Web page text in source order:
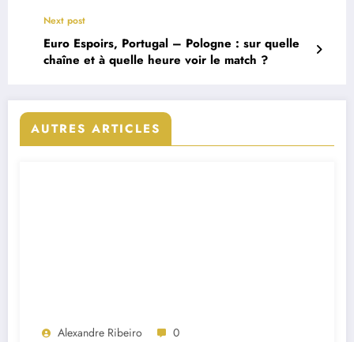
Next post
Euro Espoirs, Portugal – Pologne : sur quelle
chaîne et à quelle heure voir le match ?
AUTRES ARTICLES
Alexandre Ribeiro 0